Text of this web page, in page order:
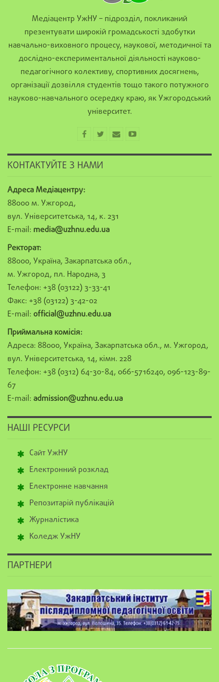
Медіацентр УжНУ – підрозділ, покликаний
презентувати широкій громадськості здобутки
навчально-виховного процесу, наукової, методичної та
дослідно-експериментальної діяльності науково-
педагогічного колективу, спортивних досягнень,
організації дозвілля студентів тощо такого потужного
науково-навчального осередку краю, як Ужгородський
університет.
КОНТАКТУЙТЕ З НАМИ
Адреса Медіацентру:
88000 м. Ужгород,
вул. Університетська, 14, к. 231
E-mail: media@uzhnu.edu.ua
Ректорат:
88000, Україна, Закарпатська обл.,
м. Ужгород, пл. Народна, 3
Телефон: +38 (03122) 3-33-41
Факс: +38 (03122) 3-42-02
E-mail: official@uzhnu.edu.ua
Приймальна комісія:
Адреса: 88000, Україна, Закарпатська обл., м. Ужгород,
вул. Університетська, 14, кімн. 228
Телефон: +38 (0312) 64-30-84, 066-5716240, 096-123-89-
67
E-mail: admission@uzhnu.edu.ua
НАШІ РЕСУРСИ
Сайт УжНУ
Електронний розклад
Електронне навчання
Репозитарій публікацій
Журналістика
Коледж УжНУ
ПАРТНЕРИ